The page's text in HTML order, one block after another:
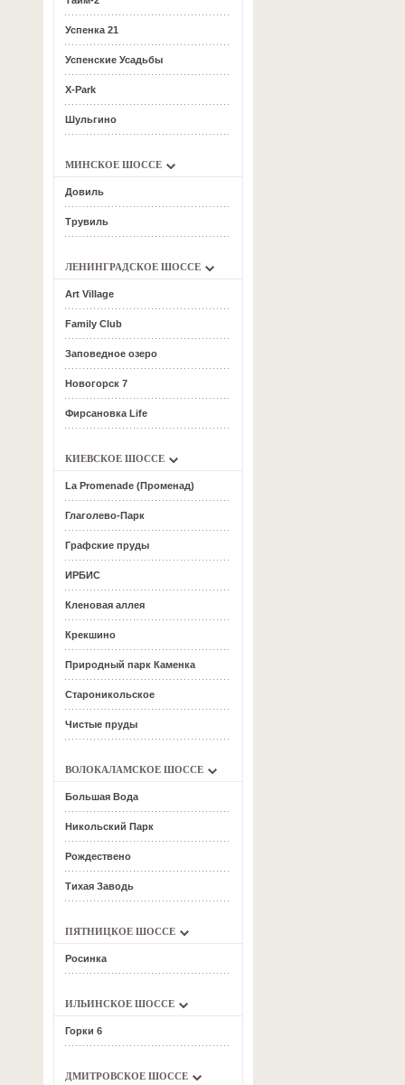
Успенка 21
Успенские Усадьбы
Х-Park
Шульгино
МИНСКОЕ ШОССЕ
Довиль
Трувиль
ЛЕНИНГРАДСКОЕ ШОССЕ
Art Village
Family Club
Заповедное озеро
Новогорск 7
Фирсановка Life
КИЕВСКОЕ ШОССЕ
La Promenade (Променад)
Глаголево-Парк
Графские пруды
ИРБИС
Кленовая аллея
Крекшино
Природный парк Каменка
Староникольское
Чистые пруды
ВОЛОКАЛАМСКОЕ ШОССЕ
Большая Вода
Никольский Парк
Рождествено
Тихая Заводь
ПЯТНИЦКОЕ ШОССЕ
Росинка
ИЛЬИНСКОЕ ШОССЕ
Горки 6
ДМИТРОВСКОЕ ШОССЕ